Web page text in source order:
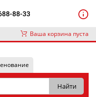
88-33
Ваша корзина пуста